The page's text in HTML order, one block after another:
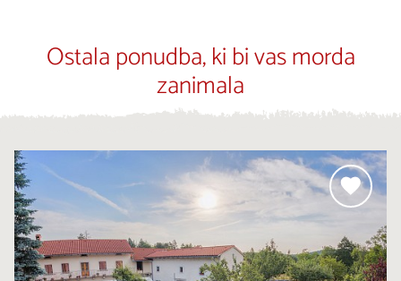
Ostala ponudba, ki bi vas morda
zanimala